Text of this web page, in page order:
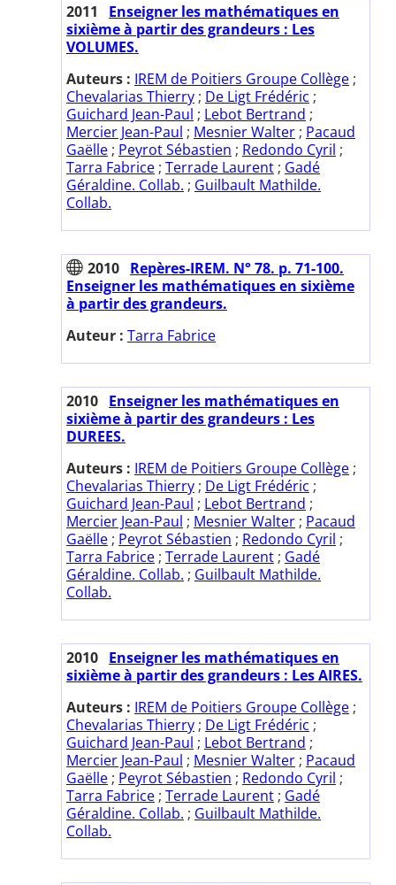
2011
Enseigner les mathématiques en
sixième à partir des grandeurs : Les
VOLUMES.
Auteurs : IREM de Poitiers Groupe Collège ;
Chevalarias Thierry ; De Ligt Frédéric ;
Guichard Jean-Paul ; Lebot Bertrand ;
Mercier Jean-Paul ; Mesnier Walter ; Pacaud
Gaëlle ; Peyrot Sébastien ; Redondo Cyril ;
Tarra Fabrice ; Terrade Laurent ; Gadé
Géraldine. Collab. ; Guilbault Mathilde.
Collab.
2010 Repères-IREM. N° 78. p. 71-100.
Enseigner les mathématiques en sixième
à partir des grandeurs.
Auteur : Tarra Fabrice
2010 Enseigner les mathématiques en
sixième à partir des grandeurs : Les
DUREES.
Auteurs : IREM de Poitiers Groupe Collège ;
Chevalarias Thierry ; De Ligt Frédéric ;
Guichard Jean-Paul ; Lebot Bertrand ;
Mercier Jean-Paul ; Mesnier Walter ; Pacaud
Gaëlle ; Peyrot Sébastien ; Redondo Cyril ;
Tarra Fabrice ; Terrade Laurent ; Gadé
Géraldine. Collab. ; Guilbault Mathilde.
Collab.
2010 Enseigner les mathématiques en
sixième à partir des grandeurs : Les AIRES.
Auteurs : IREM de Poitiers Groupe Collège ;
Chevalarias Thierry ; De Ligt Frédéric ;
Guichard Jean-Paul ; Lebot Bertrand ;
Mercier Jean-Paul ; Mesnier Walter ; Pacaud
Gaëlle ; Peyrot Sébastien ; Redondo Cyril ;
Tarra Fabrice ; Terrade Laurent ; Gadé
Géraldine. Collab. ; Guilbault Mathilde.
Collab.